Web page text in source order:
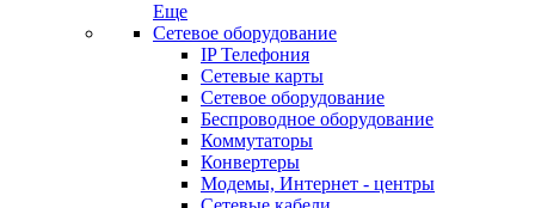
Еще
Сетевое оборудование
IP Телефония
Сетевые карты
Сетевое оборудование
Беспроводное оборудование
Коммутаторы
Конвертеры
Модемы, Интернет - центры